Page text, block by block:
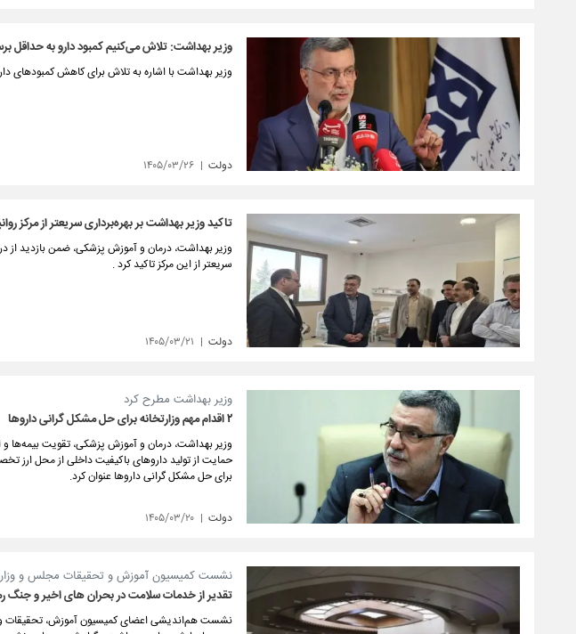
وزیر بهداشت: تلاش می‌کنیم کمبود دارو به حداقل
وزیر بهداشت با اشاره به تلاش برای کاهش کمبودهای
دولت ۱۴۰۵/۰۳/۲۶
تاکید وزیر بهداشت بر بهره‌برداری سریعتر از مرکز
وزیر بهداشت، درمان و آموزش پزشکی، ضمن بازدید از
سریعتر از این مرکز تاکید کرد .
دولت ۱۴۰۵/۰۳/۲۱
وزیر بهداشت مطرح کرد
۲ اقدام مهم وزارتخانه برای حل مشکل گرانی داروها
وزیر بهداشت، درمان و آموزش پزشکی، تقویت بیمه‌ها
برای حل مشکل گرانی داروها عنوان کرد.
دولت ۱۴۰۵/۰۳/۲۰
نشست کمیسیون آموزش و تحقیقات مجلس و
تقدیر از خدمات سلامت در بحران های اخیر و جنگ
نشست هم‌اندیشی اعضای کمیسیون آموزش، تحقیقات و